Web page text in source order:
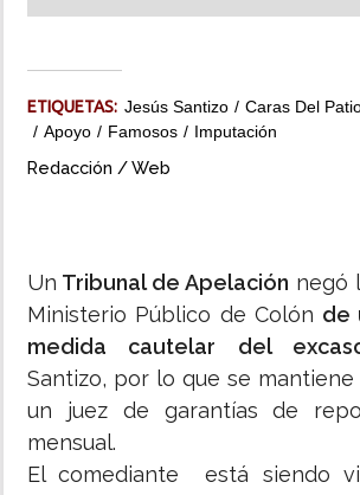
ETIQUETAS: Jesús Santizo Caras Del
Apoyo
Famosos Imputación
Redacción / Web
Un Tribunal de Apelación negó
Ministerio Público de Colón de
medida cautelar del
Santizo, por lo que se
un juez de garantías de
mensual.
El comediante está siendo